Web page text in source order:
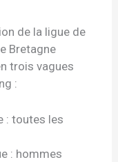
de la ligue de
Bretagne
trois vagues
:
: toutes les
: hommes